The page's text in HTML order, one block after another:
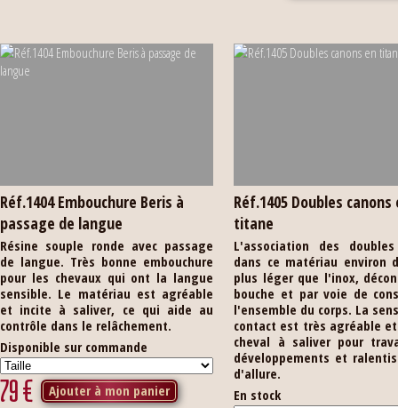
Réf.1404 Embouchure Beris à
passage de langue
Résine souple ronde avec passage
de langue. Très bonne embouchure
pour les chevaux qui ont la langue
sensible. Le matériau est agréable
et incite à saliver, ce qui aide au
contrôle dans le relâchement.
Disponible sur commande
79€ Ajouter à mon panier
Réf.1405 Doubles canons
titane
L'association des
dans ce matériau environ
plus léger que l'inox,
bouche et par voie de
l'ensemble du corps. La
contact est très agréable
cheval à saliver pour
développements et
d'allure.
En stock